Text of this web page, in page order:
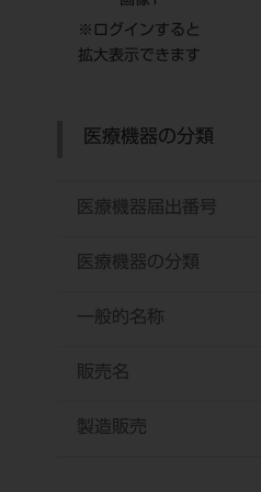
※ログインすると
拡大表示できます
医療機器の分類
医療機器届出番号
医療機器の分類
一般的名称
販売名
製造販売